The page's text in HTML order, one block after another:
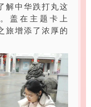
解中华跌打丸这
盖在主题卡上
旅增添了浓厚的